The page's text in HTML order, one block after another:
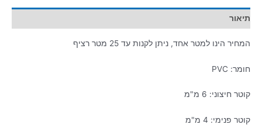
תיאור
המחיר הינו למטר אחד, ניתן לקנות עד 25 מטר רציף
חומר: PVC
קוטר חיצוני: 6 מ"מ
קוטר פנימי: 4 מ"מ